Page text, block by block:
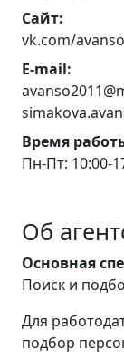
Сайт:
vk.com/avanso
E-mail:
Время
Пн-Пт: 10:00-
Об
Основная
Поиск и
Для
подбор